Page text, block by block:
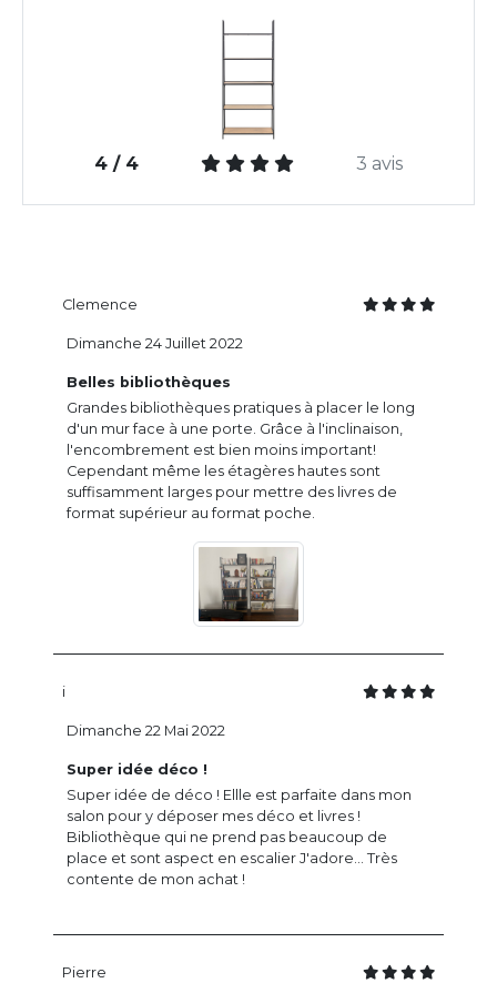
4 / 4 3 avis
Clemence
Belles bibliothèques
Grandes bibliothèques pratiques à placer le long
d'un mur face à une porte. Grâce à l'inclinaison,
l'encombrement est bien moins important!
Cependant même les étagères hautes sont
suffisamment larges pour mettre des livres de
format supérieur au format poche.
Dimanche 24 Juillet 2022
i
Super idée déco !
Super idée de déco ! Ellle est parfaite dans mon
salon pour y déposer mes déco et livres !
Bibliothèque qui ne prend pas beaucoup de
place et sont aspect en escalier J'adore... Très
contente de mon achat !
Dimanche 22 Mai 2022
Pierre